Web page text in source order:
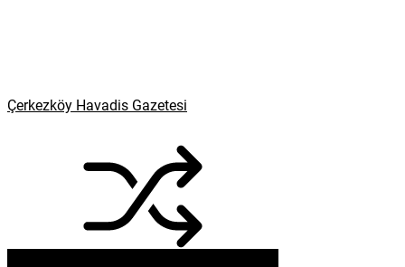
Çerkezköy Havadis Gazetesi